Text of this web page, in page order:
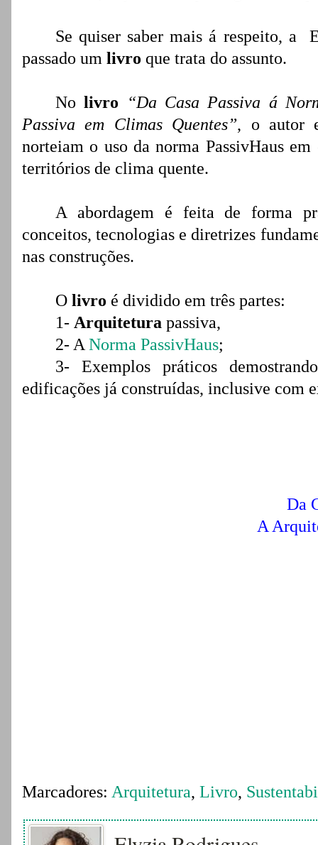
Se quiser saber mais á respeito, a
passado um livro que trata do assunto.
Nolivro
“Da Casa Passiva á
Passiva em Climas Quentes”, o autor
norteiam o uso da norma PassivHaus
territórios de clima quente.
A abordagem é feita de forma
conceitos, tecnologias e diretrizes
nas construções.
O livro é dividido em três partes:
1- Arquitetura passiva,
2- ANorma PassivHaus;
3- Exemplos práticos
edificações já construídas, inclusive com
Da
A
Marcadores: Arquitetura, Livro,